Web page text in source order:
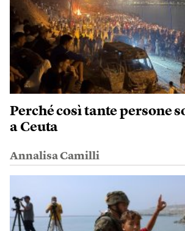
Perché così tante persone
a Ceuta
Annalisa Camilli